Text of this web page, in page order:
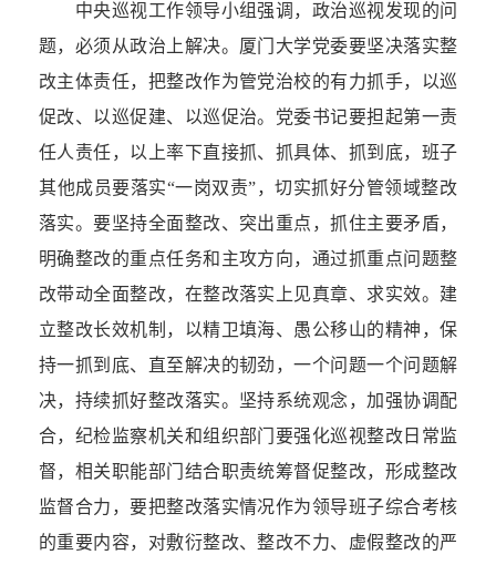
中央巡视工作领导小组强调，政治巡视发现的问
题，必须从政治上解决。厦门大学党委要坚决落实整
改主体责任，把整改作为管党治校的有力抓手，以巡
促改、以巡促建、以巡促治。党委书记要担起第一责
任人责任，以上率下直接抓、抓具体、抓到底，班子
其他成员要落实“一岗双责”，切实抓好分管领域整改
落实。要坚持全面整改、突出重点，抓住主要矛盾，
明确整改的重点任务和主攻方向，通过抓重点问题整
改带动全面整改，在整改落实上见真章、求实效。建
立整改长效机制，以精卫填海、愚公移山的精神，保
持一抓到底、直至解决的韧劲，一个问题一个问题解
决，持续抓好整改落实。坚持系统观念，加强协调配
合，纪检监察机关和组织部门要强化巡视整改日常监
督，相关职能部门结合职责统筹督促整改，形成整改
监督合力，要把整改落实情况作为领导班子综合考核
的重要内容，对敷衍整改、整改不力、虚假整改的严